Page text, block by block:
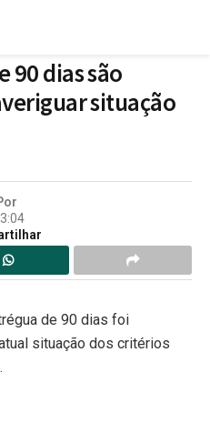
90 dias são
situação
de 90 dias foi
situação dos critérios